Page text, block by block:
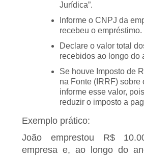
Jurídica”.
Informe o CNPJ da
recebeu o empréstimo.
Declare o valor total
recebidos ao longo do
Se houve Imposto de
na Fonte (IRRF) sobre
informe esse valor,
reduzir o imposto a
Exemplo prático:
João emprestou R$
empresa e, ao longo do